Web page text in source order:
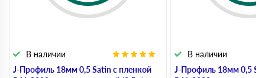
J-Профиль 18мм 0,5 Satin с пленкой
В наличии
J-Профиль 18мм 0,5
В наличии